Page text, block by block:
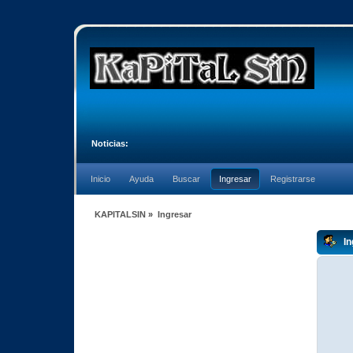
Noticias:
Inicio Ayuda Buscar Ingresar Registrarse
KAPITALSIN » Ingresar